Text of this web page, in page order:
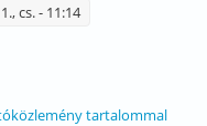
cs. - 11:14
tartalommal